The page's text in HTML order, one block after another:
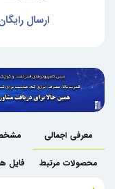
ارسال
معرفی اجمالی
محصولات مرتبط فایل